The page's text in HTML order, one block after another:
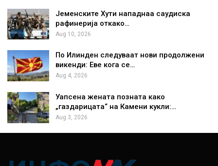
Јеменските Хути нападнаа саудиска
рафинерија откако…
Aug 10, 2026
По Илинден следуваат нови продолжени
викенди: Еве кога се…
Aug 4, 2026
Уапсена жената позната како
„газдарицата“ на Камени кукли:…
Aug 3, 2026